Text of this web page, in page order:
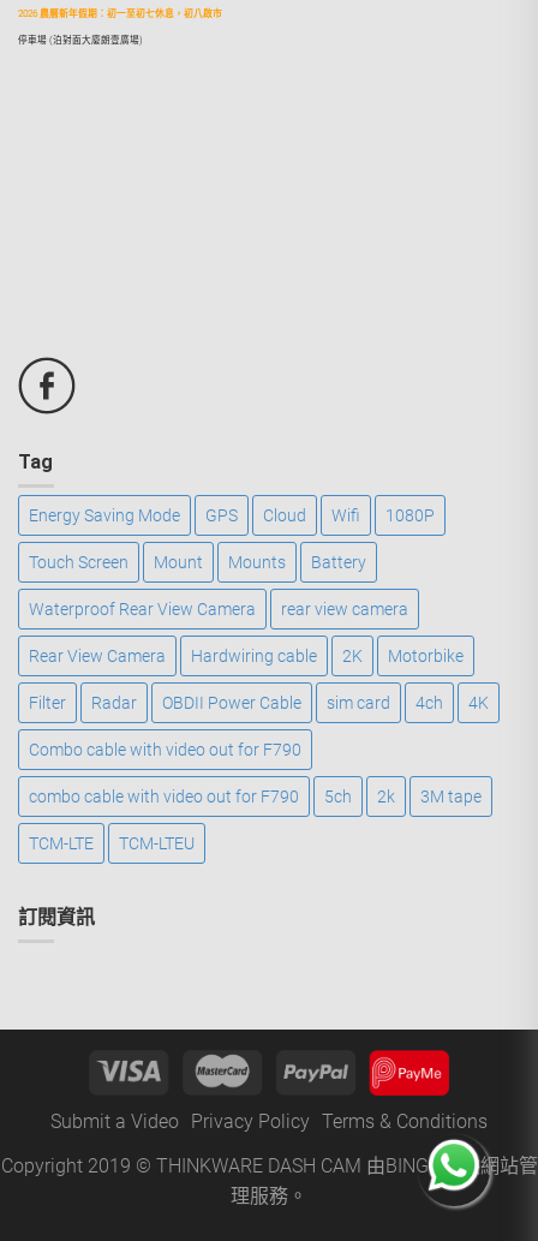
2026 農曆新年假期：初一至初七休息，初八啟市
停車場 (泊對面大廈朗壹廣場)
Tag
Energy Saving Mode GPS Cloud Wifi 1080P
Touch Screen Mount Mounts Battery
Waterproof Rear View Camera rear view camera
Rear View Camera Hardwiring cable 2K Motorbike
Filter Radar OBDII Power Cable sim card 4ch 4K
Combo cable with video out for F790
combo cable with video out for F790 5ch 2k 3M tape
TCM-LTE TCM-LTEU
訂閱資訊
Submit a Video Privacy Policy Terms & Conditions
Copyright 2019 © THINKWARE DASH CAM 由BINGO提供網站管
理服務。